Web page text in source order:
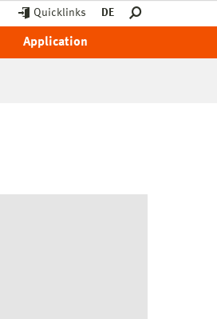
Quicklinks DE
Application